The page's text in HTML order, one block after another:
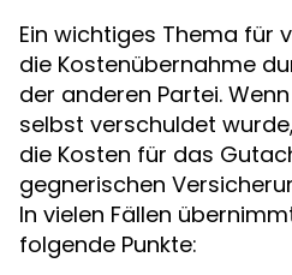
Ein wichtiges Thema für
die Kostenübernahme
der anderen Partei.
selbst verschuldet
die Kosten für das
gegnerischen
In vielen Fällen
folgende Punkte: